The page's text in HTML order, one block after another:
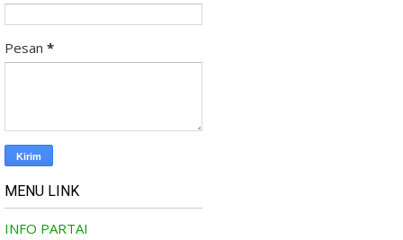
Pesan *
MENU LINK
INFO PARTAI